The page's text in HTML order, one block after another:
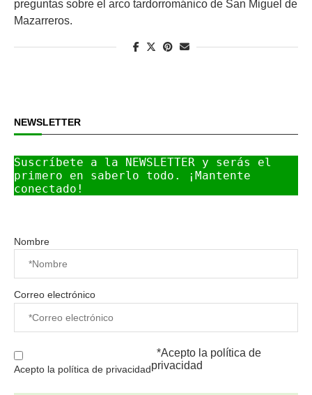
preguntas sobre el arco tardorrománico de San Miguel de
Mazarreros.
NEWSLETTER
Suscríbete a la NEWSLETTER y serás el
primero en saberlo todo. ¡Mantente
conectado!
Nombre
Correo electrónico
Acepto la política de privacidad
*Acepto la política de
privacidad